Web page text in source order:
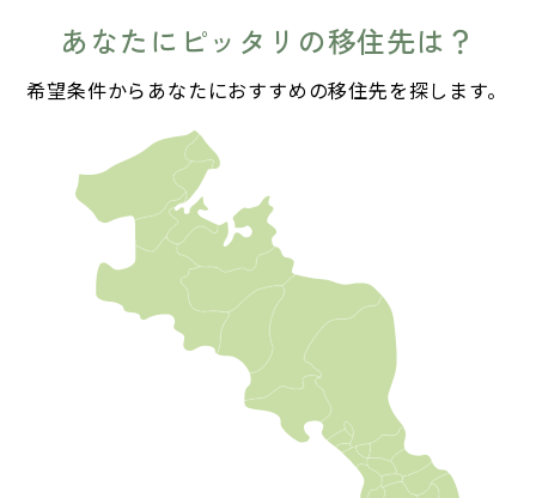
あなたにピッタリの移住先は？
希望条件からあなたにおすすめの移住先を探します。